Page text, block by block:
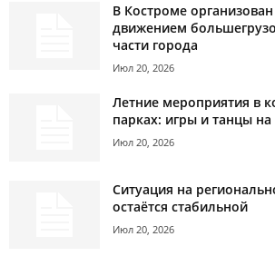
В Костроме
движением
части города
Июл 20, 2026
Летние мероприятия в
парках: игры и танцы
Июл 20, 2026
Ситуация на
остаётся стабильной
Июл 20, 2026